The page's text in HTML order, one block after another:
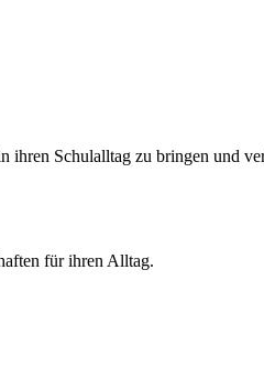
Schulalltag zu bringen und
für ihren Alltag.